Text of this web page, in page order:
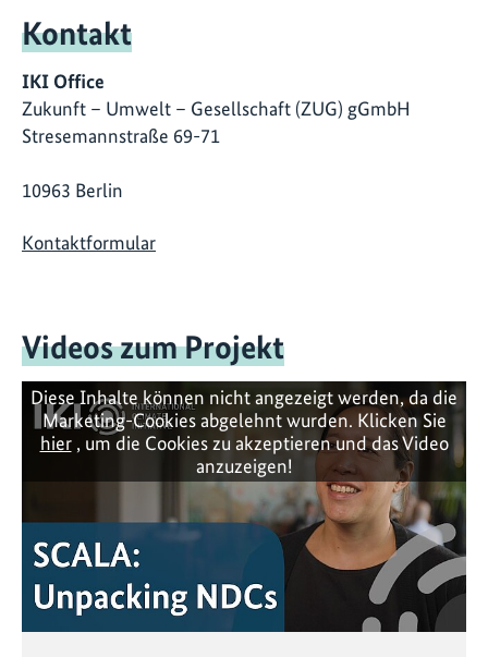
Kontakt
IKI Office
Zukunft – Umwelt – Gesellschaft (ZUG) gGmbH
Stresemannstraße 69-71
10963 Berlin
Kontaktformular
Videos zum Projekt
Diese Inhalte können nicht angezeigt werden, da die
Marketing-Cookies abgelehnt wurden. Klicken Sie
hier, um die Cookies zu akzeptieren und das Video
anzuzeigen!